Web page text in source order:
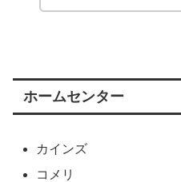
ホームセンター
カインズ
コメリ